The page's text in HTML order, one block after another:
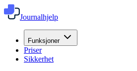
Journalhjelp
Funksjoner
Priser
Sikkerhet